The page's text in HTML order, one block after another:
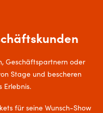
Geschäftspartnern oder
Stage und bescheren
Erlebnis.
für seine Wunsch-Show